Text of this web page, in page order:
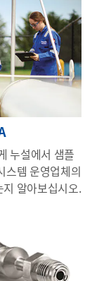
누설에서 샘플
스템 운영업체의
알아보십시오.